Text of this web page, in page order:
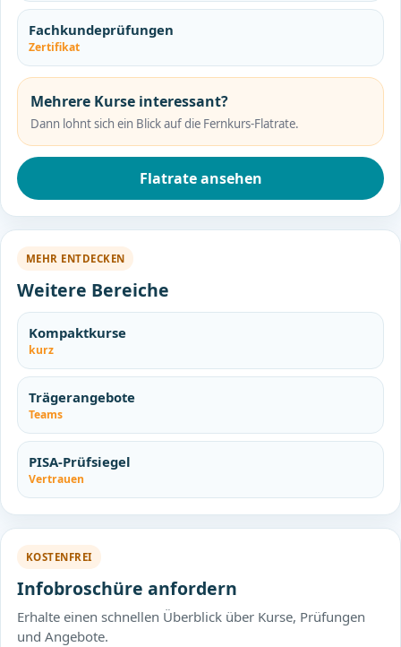
Fachkundeprüfungen
Zertifikat
Mehrere Kurse interessant?
Dann lohnt sich ein Blick auf die Fernkurs-Flatrate.
Flatrate ansehen
MEHR ENTDECKEN
Weitere Bereiche
Kompaktkurse
kurz
Trägerangebote
Teams
PISA-Prüfsiegel
Vertrauen
KOSTENFREI
Infobroschüre anfordern
Erhalte einen schnellen Überblick über Kurse, Prüfungen
und Angebote.